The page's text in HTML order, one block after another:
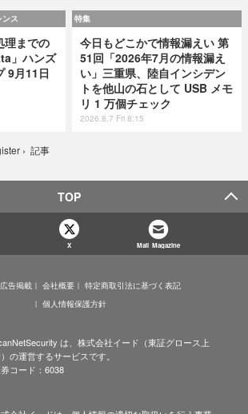
ンス
理までの
」ハンズ
9月11日
特集
今日もどこかで情報漏えい 第
51回「2026年7月の情報漏え
い」三重県、陸自インシデン
トを他山の石として USB メモ
リ 1 万個チェック
2026.8.7 Fri 8:15
› 記事
TOP
X Mail Magazine
広告掲載 会社概要
特定商取引法に基づく表記
個人情報保護方針
は、株式会社イード（東証グロース上
の運営するサービスです。
コード：6038